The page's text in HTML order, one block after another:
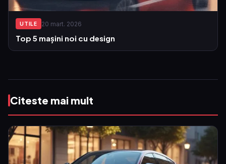
UTILE 20 mart. 2026
Top 5 mașini noi cu design
Citeste mai mult